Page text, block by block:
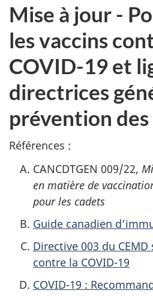
Mise à jour -
les vaccins
COVID-19 et
directrices
prévention des
Références :
CANCDTGEN 009/22,
en matière de
pour les cadets
Guide canadien
Directive 003 du
contre la COVID-19
COVID-19 :